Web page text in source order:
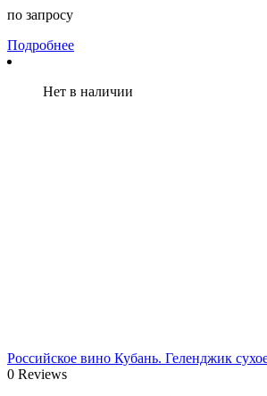
по запросу
Подробнее
Нет в наличии
Российское вино Кубань. Геленджик
0 Reviews